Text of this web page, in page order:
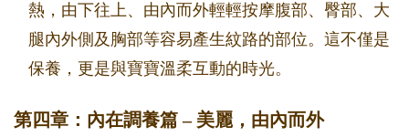
熱，由下往上、由內而外輕輕按摩腹部、臀部、大
腿內外側及胸部等容易產生紋路的部位。這不僅是
保養，更是與寶寶溫柔互動的時光。
第四章：內在調養篇 – 美麗，由內而外